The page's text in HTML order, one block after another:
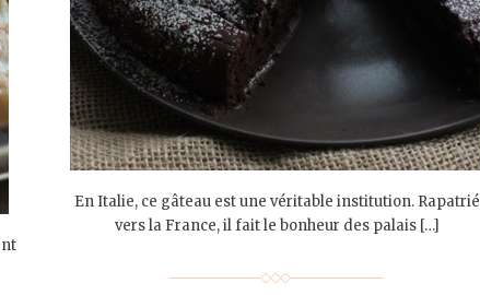
En Italie, ce gâteau est une véritable institution. Rapatrié
vers la France, il fait le bonheur des palais […]